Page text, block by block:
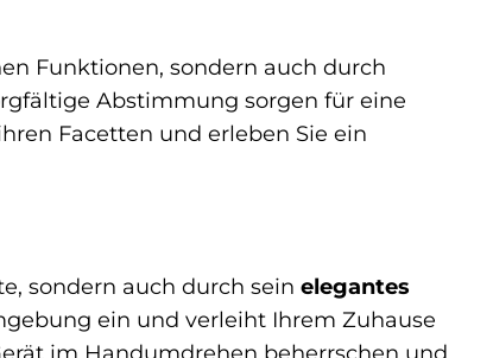
Funktionen, sondern auch durch
Abstimmung sorgen für eine
Facetten und erleben Sie ein
sondern auch durch sein elegantes
ein und verleiht Ihrem Zuhause
im Handumdrehen beherrschen und